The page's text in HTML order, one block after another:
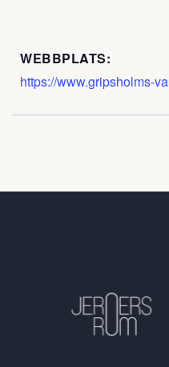
WEBBPLATS:
https://www.gripsholms-